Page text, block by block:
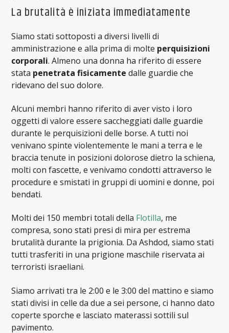
La brutalità è iniziata immediatamente
Siamo stati sottoposti a diversi livelli di
amministrazione e alla prima di molte perquisizioni
corporali. Almeno una donna ha riferito di essere
stata penetrata fisicamente dalle guardie che
ridevano del suo dolore.
Alcuni membri hanno riferito di aver visto i loro
oggetti di valore essere saccheggiati dalle guardie
durante le perquisizioni delle borse. A tutti noi
venivano spinte violentemente le mani a terra e le
braccia tenute in posizioni dolorose dietro la schiena,
molti con fascette, e venivamo condotti attraverso le
procedure e smistati in gruppi di uomini e donne, poi
bendati.
Molti dei 150 membri totali della Flotilla, me
compresa, sono stati presi di mira per estrema
brutalità durante la prigionia. Da Ashdod, siamo stati
tutti trasferiti in una prigione maschile riservata ai
terroristi israeliani.
Siamo arrivati tra le 2:00 e le 3:00 del mattino e siamo
stati divisi in celle da due a sei persone, ci hanno dato
coperte sporche e lasciato materassi sottili sul
pavimento.